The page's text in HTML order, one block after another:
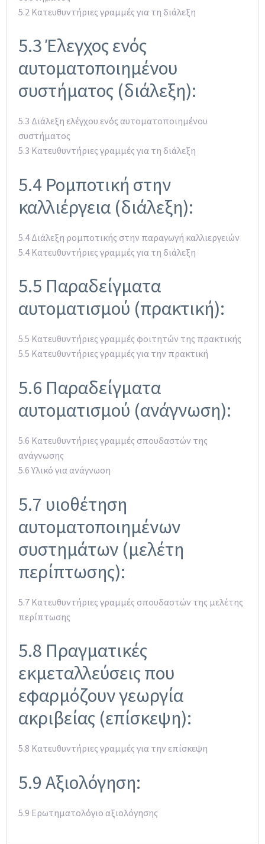
5.2 Κατευθυντήριες γραμμές για τη διάλεξη
5.3 Έλεγχος ενός
αυτοματοποιημένου
συστήματος (διάλεξη):
5.3 Διάλεξη ελέγχου ενός αυτοματοποιημένου
συστήματος
5.3 Κατευθυντήριες γραμμές για τη διάλεξη
5.4 Ρομποτική στην
καλλιέργεια (διάλεξη):
5.4 Διάλεξη ρομποτικής στην παραγωγή καλλιεργειών
5.4 Κατευθυντήριες γραμμές για τη διάλεξη
5.5 Παραδείγματα
αυτοματισμού (πρακτική):
5.5 Κατευθυντήριες γραμμές φοιτητών της πρακτικής
5.5 Κατευθυντήριες γραμμές για την πρακτική
5.6 Παραδείγματα
αυτοματισμού (ανάγνωση):
5.6 Κατευθυντήριες γραμμές σπουδαστών της
ανάγνωσης
5.6 Υλικό για ανάγνωση
5.7 υιοθέτηση
αυτοματοποιημένων
συστημάτων (μελέτη
περίπτωσης):
5.7 Κατευθυντήριες γραμμές σπουδαστών της μελέτης
περίπτωσης
5.8 Πραγματικές
εκμεταλλεύσεις που
εφαρμόζουν γεωργία
ακριβείας (επίσκεψη):
5.8 Κατευθυντήριες γραμμές για την επίσκεψη
5.9 Αξιολόγηση:
5.9 Ερωτηματολόγιο αξιολόγησης